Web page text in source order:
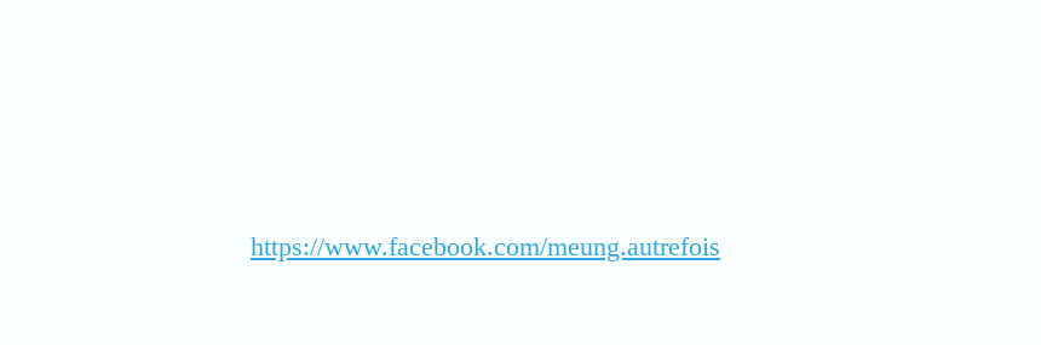
https://www.facebook.com/meung.autrefois